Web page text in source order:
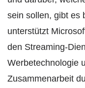
sein sollen, gibt es
unterstützt
den Streaming-
Werbetechnologie
Zusammenarbeit